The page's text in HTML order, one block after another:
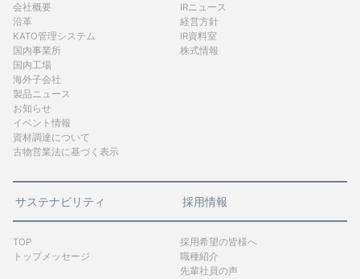
会社概要
沿革
KATO管理システム
国内事業所
国内工場
海外子会社
製品ニュース
お知らせ
イベント情報
資材調達について
古物営業法に基づく表示
IRニュース
経営方針
IR資料室
株式情報
サステナビリティ
TOP
トップメッセージ
採用情報
採用希望の皆様へ
職種紹介
先輩社員の声